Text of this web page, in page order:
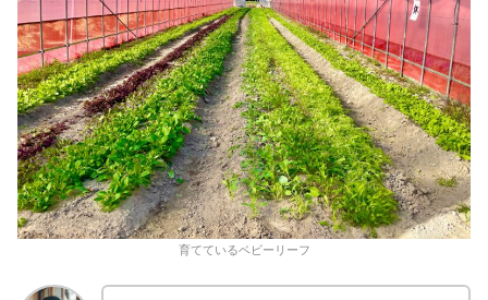
育てているベビーリーフ